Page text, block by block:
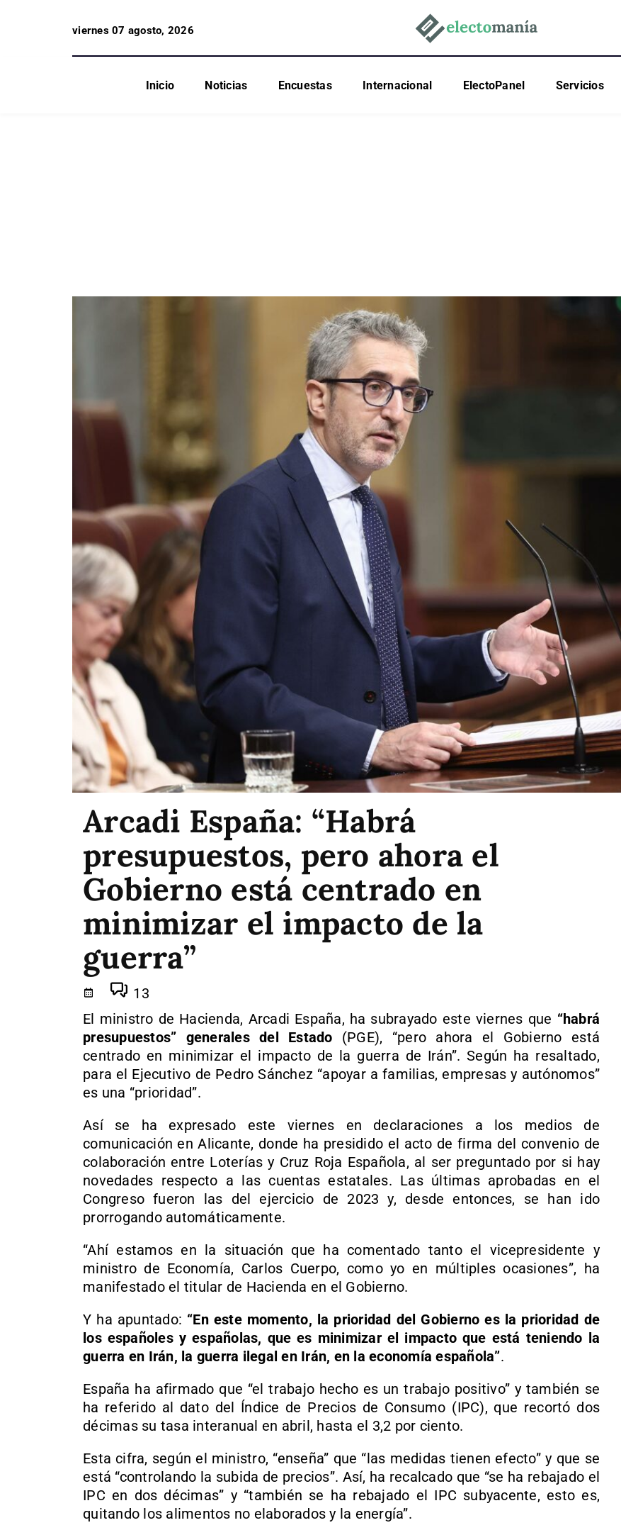
viernes 07 agosto, 2026
Inicio Noticias Encuestas Internacional ElectoPanel Servicios
Arcadi España: “Habrá
presupuestos, pero ahora el
Gobierno está centrado en
minimizar el impacto de la
guerra”
13
El ministro de Hacienda, Arcadi España, ha subrayado este viernes que “habrá
presupuestos” generales del Estado (PGE), “pero ahora el Gobierno está
centrado en minimizar el impacto de la guerra de Irán”. Según ha resaltado,
para el Ejecutivo de Pedro Sánchez “apoyar a familias, empresas y autónomos”
es una “prioridad”.
Así se ha expresado este viernes en declaraciones a los medios de
comunicación en Alicante, donde ha presidido el acto de firma del convenio de
colaboración entre Loterías y Cruz Roja Española, al ser preguntado por si hay
novedades respecto a las cuentas estatales. Las últimas aprobadas en el
Congreso fueron las del ejercicio de 2023 y, desde entonces, se han ido
prorrogando automáticamente.
“Ahí estamos en la situación que ha comentado tanto el vicepresidente y
ministro de Economía, Carlos Cuerpo, como yo en múltiples ocasiones”, ha
manifestado el titular de Hacienda en el Gobierno.
Y ha apuntado: “En este momento, la prioridad del Gobierno es la prioridad de
los españoles y españolas, que es minimizar el impacto que está teniendo la
guerra en Irán, la guerra ilegal en Irán, en la economía española”.
España ha afirmado que “el trabajo hecho es un trabajo positivo” y también se
ha referido al dato del Índice de Precios de Consumo (IPC), que recortó dos
décimas su tasa interanual en abril, hasta el 3,2 por ciento.
Esta cifra, según el ministro, “enseña” que “las medidas tienen efecto” y que se
está “controlando la subida de precios”. Así, ha recalcado que “se ha rebajado el
IPC en dos décimas” y “también se ha rebajado el IPC subyacente, esto es,
quitando los alimentos no elaborados y la energía”.